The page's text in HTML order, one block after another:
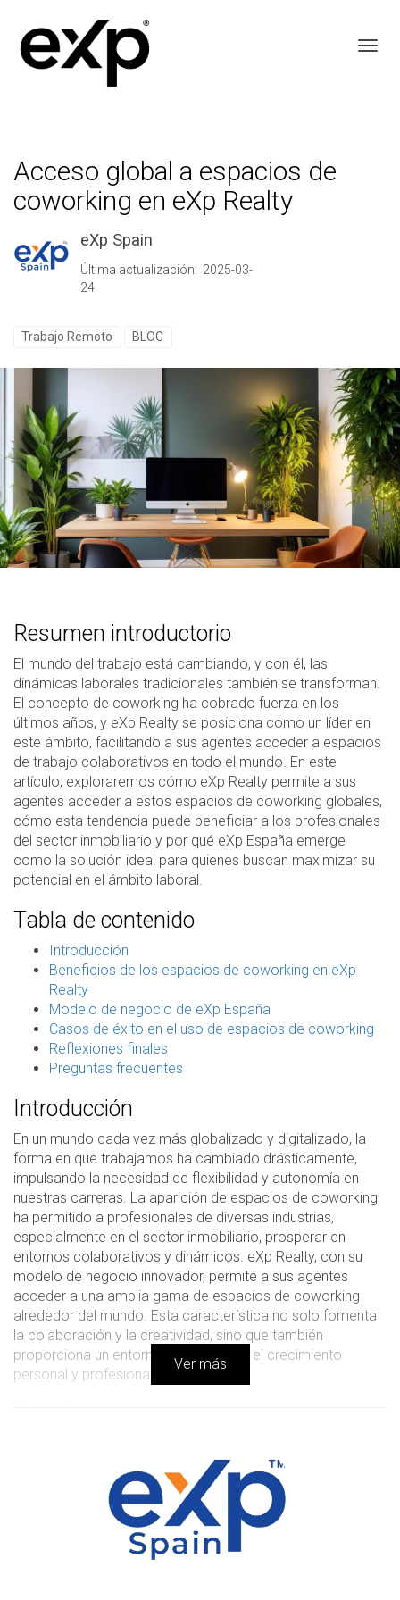
Acceso global a espacios de
coworking en eXp Realty
eXp Spain
Última actualización: 2025-03-
24
Trabajo Remoto BLOG
Resumen introductorio
El mundo del trabajo está cambiando, y con él, las
dinámicas laborales tradicionales también se transforman.
El concepto de coworking ha cobrado fuerza en los
últimos años, y eXp Realty se posiciona como un líder en
este ámbito, facilitando a sus agentes acceder a espacios
de trabajo colaborativos en todo el mundo. En este
artículo, exploraremos cómo eXp Realty permite a sus
agentes acceder a estos espacios de coworking globales,
cómo esta tendencia puede beneficiar a los profesionales
del sector inmobiliario y por qué eXp España emerge
como la solución ideal para quienes buscan maximizar su
potencial en el ámbito laboral.
Tabla de contenido
Introducción
Beneficios de los espacios de coworking en eXp
Realty
Modelo de negocio de eXp España
Casos de éxito en el uso de espacios de coworking
Reflexiones finales
Preguntas frecuentes
Introducción
En un mundo cada vez más globalizado y digitalizado, la
forma en que trabajamos ha cambiado drásticamente,
impulsando la necesidad de flexibilidad y autonomía en
nuestras carreras. La aparición de espacios de coworking
ha permitido a profesionales de diversas industrias,
especialmente en el sector inmobiliario, prosperar en
entornos colaborativos y dinámicos. eXp Realty, con su
modelo de negocio innovador, permite a sus agentes
acceder a una amplia gama de espacios de coworking
alrededor del mundo. Esta característica no solo fomenta
la colaboración y la creatividad, sino que también
proporciona un entorno propicio para el crecimiento
personal y profesional.
Los espacios de coworking ofrecen una serie de
beneficios que no solo mejoran la experiencia laboral de
los agentes de eXp Realty, sino que también impulsan su
productividad y creatividad. Estos beneficios son:
Los agentes pueden elegir entre distintos
Ver más